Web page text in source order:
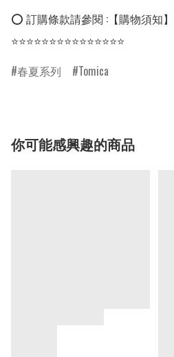
⭕ 訂購條款請參閱 :【購物須知
⭐⭐⭐⭐⭐⭐⭐⭐⭐⭐⭐⭐⭐⭐⭐
春夏系列
Tomica
你可能感興趣的商品